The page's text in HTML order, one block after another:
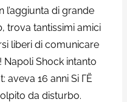
l’aggiunta di grande
trova tantissimi amici
liberi di comunicare
Napoli Shock intanto
aveva 16 anni Si ГЁ
da disturbo.